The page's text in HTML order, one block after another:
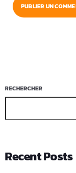
RECHERCHER
Recent Posts